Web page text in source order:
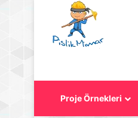
Proje Örnekleri